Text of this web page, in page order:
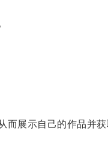
展示自己的作品并